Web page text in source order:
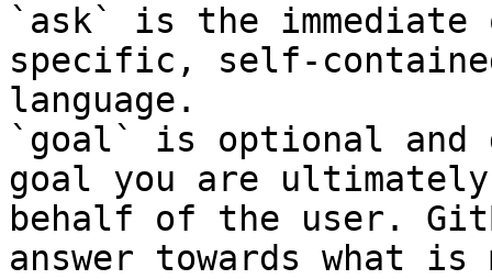
`ask` is the
specific, self-
language.
`goal` is optional and
goal you are
behalf of the user.
answer towards what